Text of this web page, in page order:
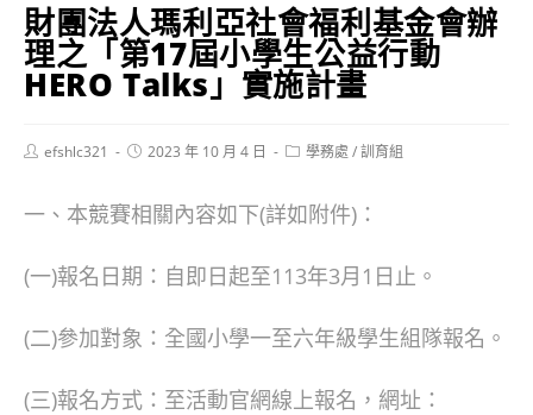
財團法人瑪利亞社會福利基金會辦
理之「第17屆小學生公益行動
HERO Talks」實施計畫
Postefshlc321
Post2023 年 10 月 4 日
Post學務處 /訓育組
一、本競賽相關內容如下(詳如附件)：
(一)報名日期：自即日起至113年3月1日止。
(二)參加對象：全國小學一至六年級學生組隊報名。
(三)報名方式：至活動官網線上報名，網址：